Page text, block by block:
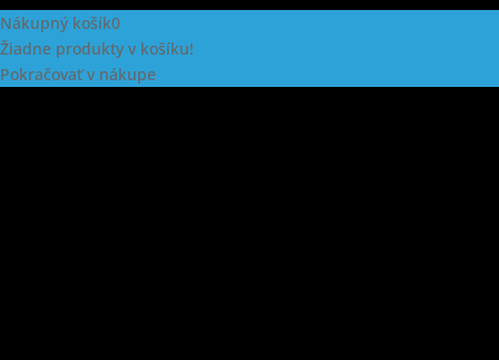
Nákupný košík0
Žiadne produkty v košíku!
Pokračovať v nákupe